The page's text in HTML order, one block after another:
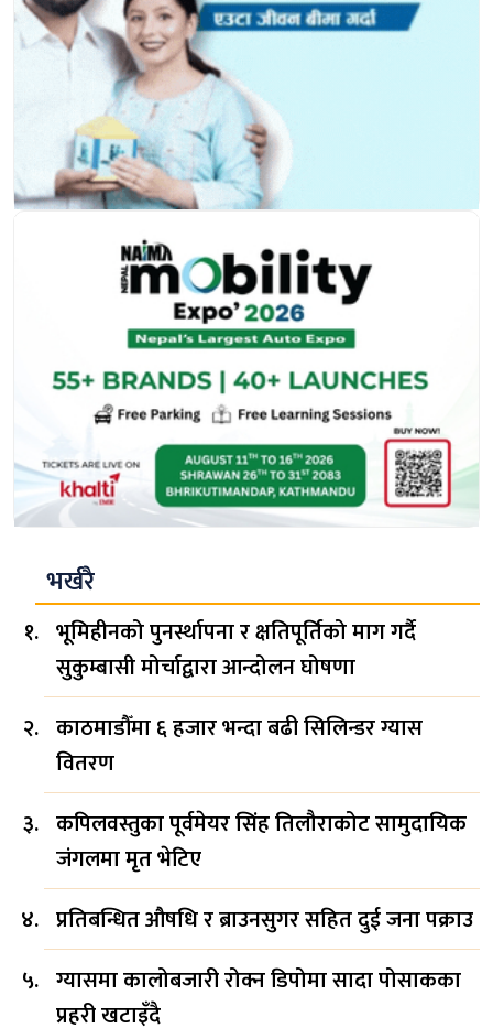
भर्खरै
भूमिहीनको पुनर्स्थापना र क्षतिपूर्तिको माग गर्दै
सुकुम्बासी मोर्चाद्वारा आन्दोलन घोषणा
काठमाडौँमा ६ हजार भन्दा बढी सिलिन्डर ग्यास
वितरण
कपिलवस्तुका पूर्वमेयर सिंह तिलौराकोट सामुदायिक
जंगलमा मृत भेटिए
प्रतिबन्धित औषधि र ब्राउनसुगर सहित दुई जना पक्राउ
ग्यासमा कालोबजारी रोक्न डिपोमा सादा पोसाकका
प्रहरी खटाइँदै